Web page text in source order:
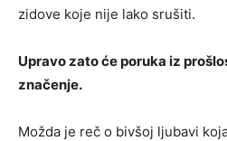
zidove koje nije lako srušiti.
Upravo zato će poruka iz
značenje.
Možda je reč o bivšoj ljubavi